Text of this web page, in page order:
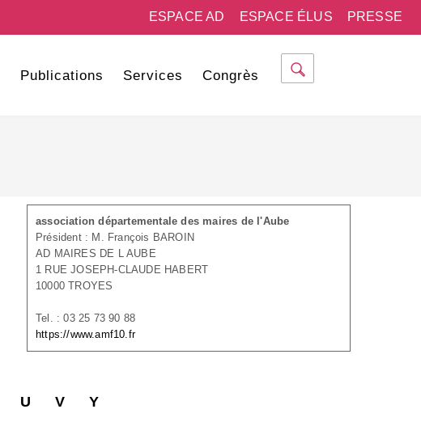
PRESSE
ESPACE ÉLUS
ESPACE AD
Publications Services Congrès
association départementale des maires de l'Aube
Président : M. François BAROIN
AD MAIRES DE L AUBE
1 RUE JOSEPH-CLAUDE HABERT
10000 TROYES
Tel. : 03 25 73 90 88
https://www.amf10.fr
U V Y